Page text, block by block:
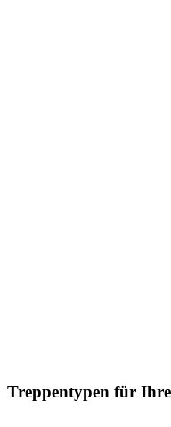
Treppentypen für